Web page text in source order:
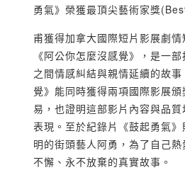
勇氣》榮獲最頂尖藝術家獎
甫獲得加拿大國際短片影展劇
《阿公你怎麼沒感覺》，是一
之間情感糾結與親情延續的故
覺》能同時獲得兩項國際影展
易，也證明這部影片內容與品
表現。至於紀錄片《鼓起勇氣
明的街頭藝人阿勇，為了自己
不懈、永不放棄的真實故事。